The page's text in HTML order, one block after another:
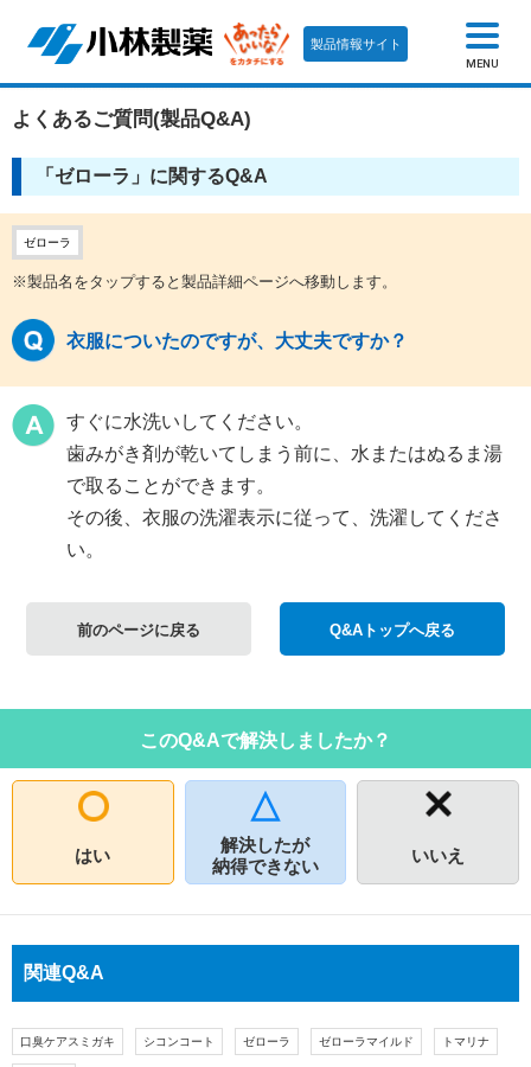
製品情報サイト
MENU
よくあるご質問(製品Q&A)
「ゼローラ」に関するQ&A
ゼローラ
※製品名をタップすると製品詳細ページへ移動します。
衣服についたのですが、大丈夫ですか？
すぐに水洗いしてください。
歯みがき剤が乾いてしまう前に、水またはぬるま湯
で取ることができます。
その後、衣服の洗濯表示に従って、洗濯してくださ
い。
前のページに戻る Q&Aトップへ戻る
このQ&Aで解決しましたか？
はい
解決したが
納得できない
いいえ
関連Q&A
口臭ケアスミガキ シコンコート ゼローラ ゼローラマイルド トマリナ